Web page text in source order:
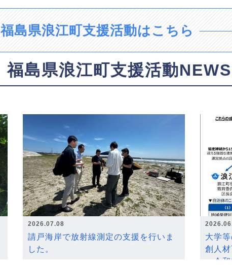
福島県浪江町支援活動はこちら
福島県浪江町支援活動NEWS
2026.07.08
請戸海岸で放射線測定の支援を行いま
した。
大学
創人
～令